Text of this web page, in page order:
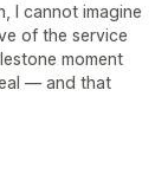
I cannot imagine
of the service
moment
— and that